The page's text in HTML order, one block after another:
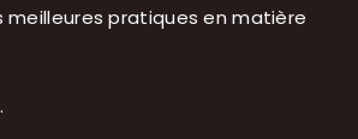
pratiques en matière
.